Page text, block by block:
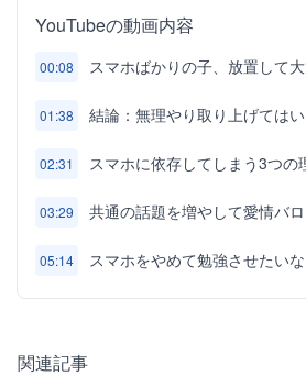
YouTubeの動画内容
00:08 スマホばかりの子、放置して
01:38 結論：無理やり取り上げては
02:31 スマホに依存してしまう3つの
03:29 共通の話題を増やして愛情バ
05:14 スマホをやめて勉強させたい
関連記事